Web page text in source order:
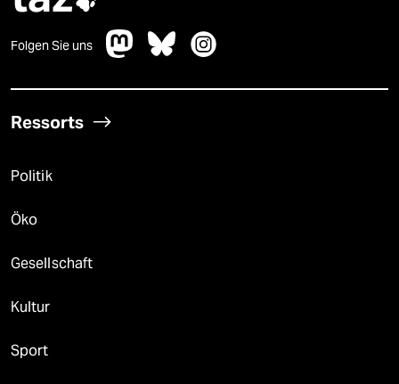
Folgen Sie uns
Ressorts
Politik
Öko
Gesellschaft
Kultur
Sport